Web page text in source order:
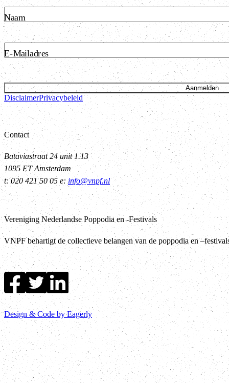
Naam
E-Mailadres
Aanmelden
DisclaimerPrivacybeleid
Contact
Bataviastraat 24 unit 1.13
1095 ET Amsterdam
t: 020 421 50 05 e: info@vnpf.nl
Vereniging Nederlandse Poppodia en -Festivals
VNPF behartigt de collectieve belangen van de poppodia en
Design & Code by Eagerly